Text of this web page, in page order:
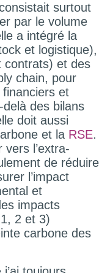
surtout
par le volume
a intégré la
et logistique),
contrats) et des
chain, pour
et
delà des bilans
doit aussi
et la RSE.
l’extra-
de réduire
l’impact
et
impacts
2 et 3)
carbone des